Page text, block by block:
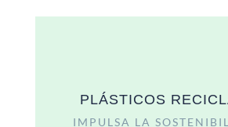
PLÁSTICOS
IMPULSA LA